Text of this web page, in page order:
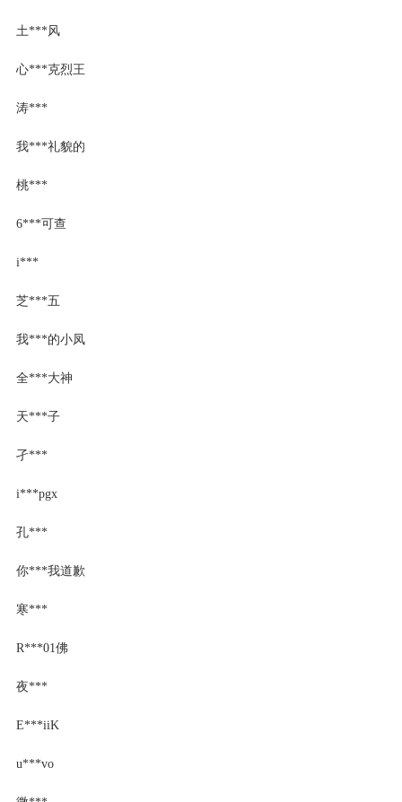
土***风
心***克烈王
涛***
我***礼貌的
桃***
6***可查
i***
芝***五
我***的小凤
全***大神
天***子
孑***
i***pgx
孔***
你***我道歉
寒***
R***01佛
夜***
E***iiK
u***vo